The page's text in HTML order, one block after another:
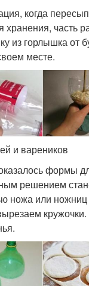
когда
хранения, часть
из горлышка от
месте.
и вареников
формы
решением
ножа или ножниц